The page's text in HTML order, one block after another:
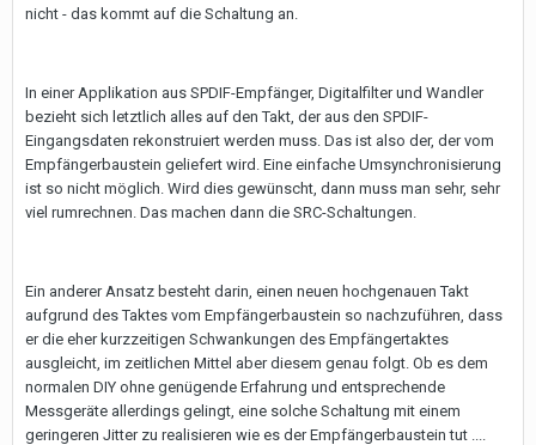
nicht - das kommt auf die Schaltung an.
In einer Applikation aus SPDIF-Empfänger, Digitalfilter und Wandler
bezieht sich letztlich alles auf den Takt, der aus den SPDIF-
Eingangsdaten rekonstruiert werden muss. Das ist also der, der vom
Empfängerbaustein geliefert wird. Eine einfache Umsynchronisierung
ist so nicht möglich. Wird dies gewünscht, dann muss man sehr, sehr
viel rumrechnen. Das machen dann die SRC-Schaltungen.
Ein anderer Ansatz besteht darin, einen neuen hochgenauen Takt
aufgrund des Taktes vom Empfängerbaustein so nachzuführen, dass
er die eher kurzzeitigen Schwankungen des Empfängertaktes
ausgleicht, im zeitlichen Mittel aber diesem genau folgt. Ob es dem
normalen DIY ohne genügende Erfahrung und entsprechende
Messgeräte allerdings gelingt, eine solche Schaltung mit einem
geringeren Jitter zu realisieren wie es der Empfängerbaustein tut ....